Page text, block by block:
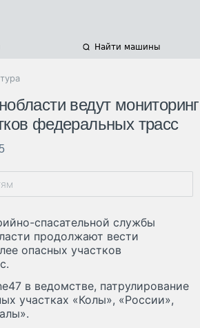
Найти машины
ведут мониторинг
федеральных трасс
спасательной службы
продолжают вести
опасных участков
в ведомстве, патрулирование
участках «Колы», «России»,